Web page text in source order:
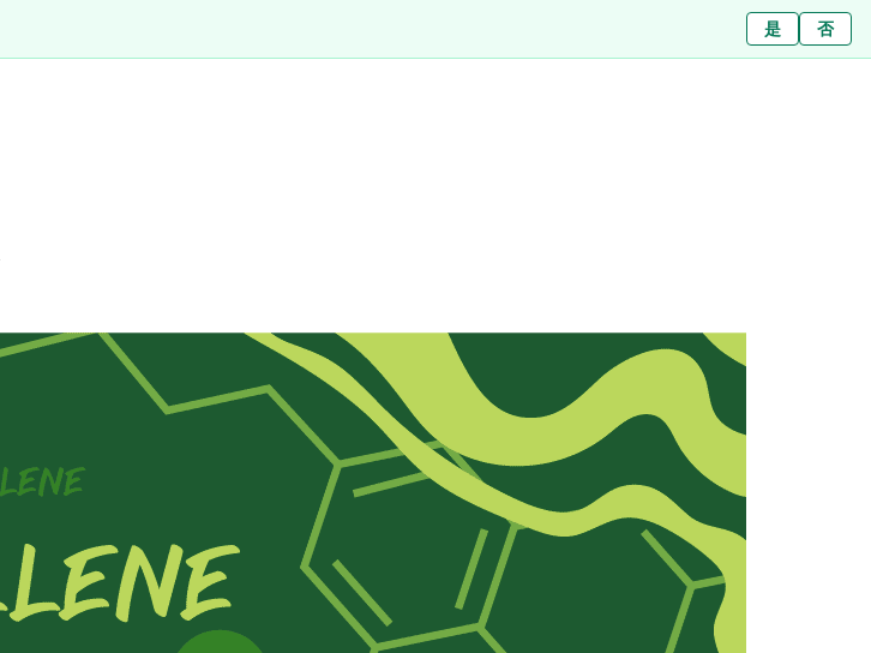
ไม่ใช่
是 否
FilialenÜber unsJournalPresseKontakt